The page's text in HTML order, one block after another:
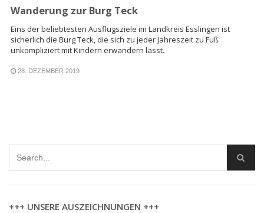
Wanderung zur Burg Teck
Eins der beliebtesten Ausflugsziele im Landkreis Esslingen ist
sicherlich die Burg Teck, die sich zu jeder Jahreszeit zu Fuß
unkompliziert mit Kindern erwandern lässt.
28. DEZEMBER 2019
+++ UNSERE AUSZEICHNUNGEN +++